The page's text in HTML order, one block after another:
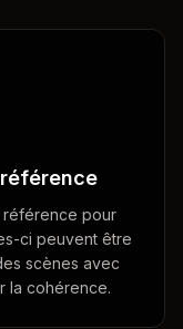
référence pour
ci peuvent être
scènes avec
la cohérence.